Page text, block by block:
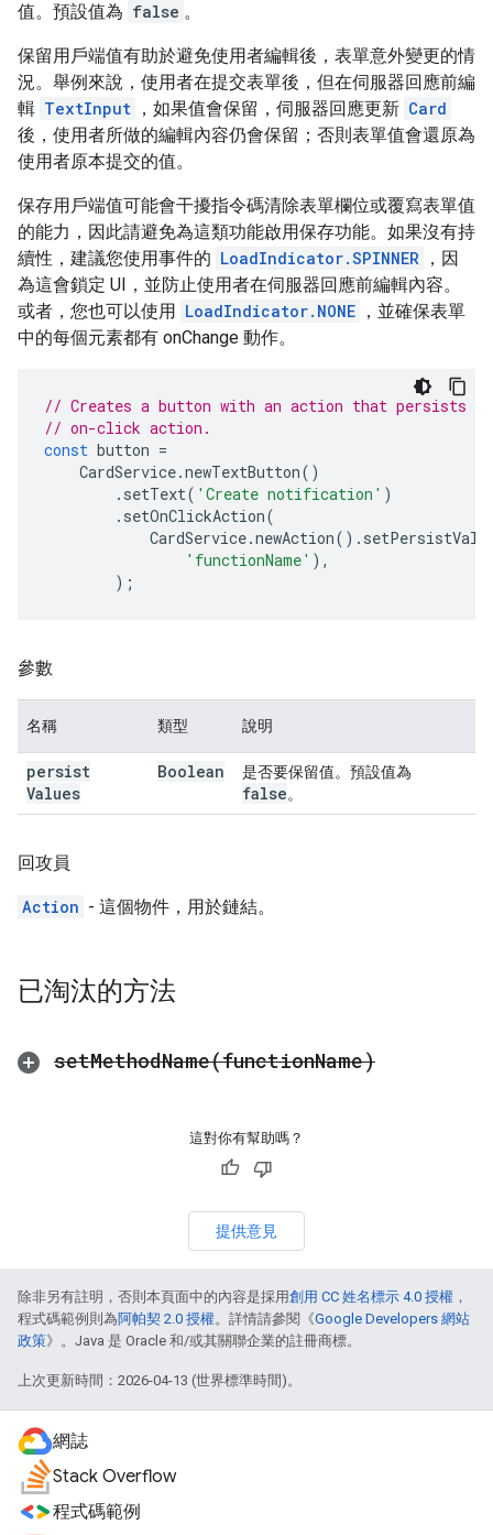
值。預設值為 false 。
保留用戶端值有助於避免使用者編輯後，表單意外變更的情
況。舉例來說，使用者在提交表單後，但在伺服器回應前編
輯 TextInput ，如果值會保留，伺服器回應更新 Card
後，使用者所做的編輯內容仍會保留；否則表單值會還原為
使用者原本提交的值。
保存用戶端值可能會干擾指令碼清除表單欄位或覆寫表單值
的能力，因此請避免為這類功能啟用保存功能。如果沒有持
續性，建議您使用事件的 LoadIndicator.SPINNER ，因
為這會鎖定 UI，並防止使用者在伺服器回應前編輯內容。
或者，您也可以使用 LoadIndicator.NONE ，並確保表單
中的每個元素都有 onChange 動作。
// Creates a button with an action that persists
// on-click action.
const button =
CardService.newTextButton()
. setText( 'Create notification' )
. setOnClickAction(
CardService.newAction().
'functionName' ),
);
參數
名稱 類型 說明
persist
Values
Boolean 是否要保留值。預設值為
false。
回攻員
Action - 這個物件，用於鏈結。
已淘汰的方法
setMethodName(functionName)
這對你有幫助嗎？
提供意見
除非另有註明，否則本頁面中的內容是採用創用 CC 姓名標示 4.0 授權 ，
程式碼範例則為阿帕契 2.0 授權。詳情請參閱《Google Developers 網站
政策》。Java 是 Oracle 和/或其關聯企業的註冊商標。
上次更新時間：2026-04-13 (世界標準時間)。
網誌
Stack Overflow
程式碼範例